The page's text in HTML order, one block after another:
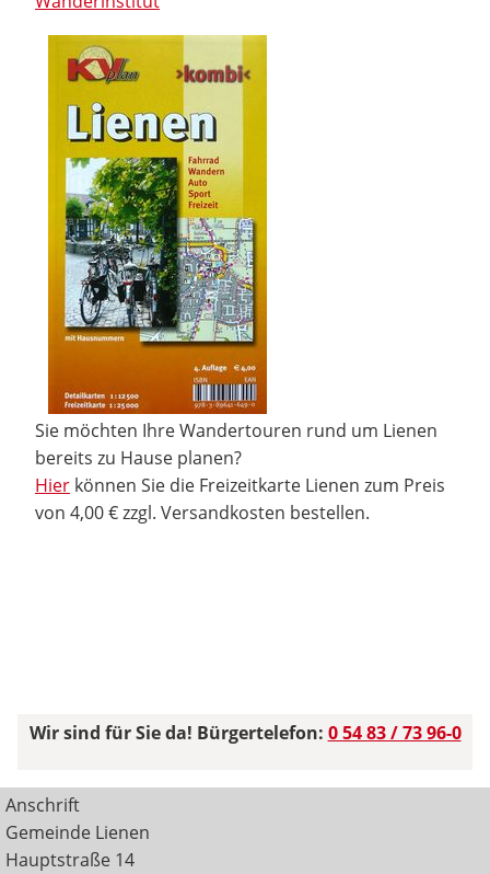
Sie möchten Ihre Wandertouren rund um Lienen
bereits zu Hause planen?
Hier können Sie die Freizeitkarte Lienen zum Preis
von 4,00 € zzgl. Versandkosten bestellen.
Wir sind für Sie da! Bürgertelefon: 0 54 83 / 73 96-0
Anschrift
Gemeinde Lienen
Hauptstraße 14